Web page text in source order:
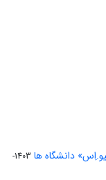
دانشگاه ها
1403-